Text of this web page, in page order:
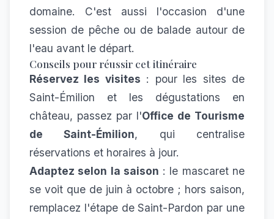
domaine. C'est aussi l'occasion d'une
session de pêche ou de balade autour de
l'eau avant le départ.
Conseils pour réussir cet itinéraire
Réservez les visites : pour les sites de
Saint-Émilion et les dégustations en
château, passez par l'Office de Tourisme
de Saint-Émilion, qui centralise
réservations et horaires à jour.
Adaptez selon la saison : le mascaret ne
se voit que de juin à octobre ; hors saison,
remplacez l'étape de Saint-Pardon par une